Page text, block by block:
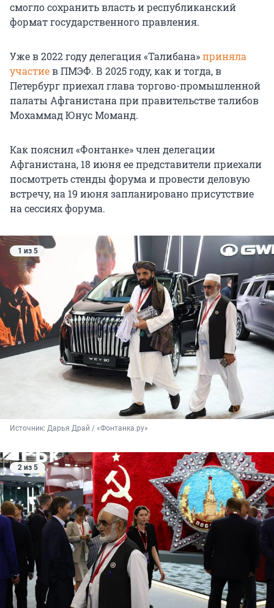
смогло сохранить власть и республиканский
формат государственного правления.
Уже в 2022 году делегация «Талибана»приняла
участиев ПМЭФ. В 2025 году, как и тогда, в
Петербург приехал глава торгово-промышленной
палаты Афганистана при правительстве талибов
Мохаммад Юнус Моманд.
Как пояснил «Фонтанке» член делегации
Афганистана, 18 июняее представители приехали
посмотреть стенды форума и провести деловую
встречу, на 19 июнязапланировано присутствие
на сессиях форума.
1 из 5
Источник: Дарья Драй / «Фонтанка.ру»
2 из 5